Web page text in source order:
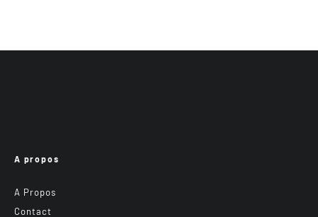
A propos
A Propos
Contact